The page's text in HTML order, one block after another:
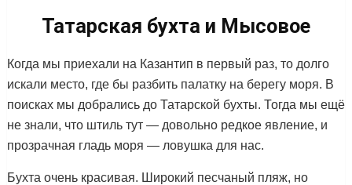
Татарская бухта и Мысовое
Когда мы приехали на Казантип в первый раз, то долго
искали место, где бы разбить палатку на берегу моря. В
поисках мы добрались до Татарской бухты. Тогда мы ещё
не знали, что штиль тут — довольно редкое явление, и
прозрачная гладь моря — ловушка для нас.
Бухта очень красивая. Широкий песчаный пляж, но